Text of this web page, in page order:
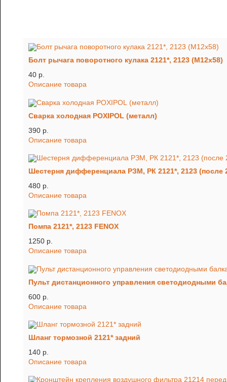
Болт рычага поворотного кулака 2121*, 2123 (М12х58)
40 p.
Описание товара
Сварка холодная POXIPOL (металл)
390 p.
Описание товара
Шестерня дифференциала РЗМ, РК 2121*, 2123 (после
480 p.
Описание товара
Помпа 2121*, 2123 FENOX
1250 p.
Описание товара
Пульт дистанционного управления светодиодными
600 p.
Описание товара
Шланг тормозной 2121* задний
140 p.
Описание товара